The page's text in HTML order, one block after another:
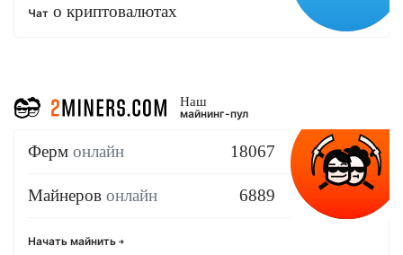
Чат о криптовалютах
Наш
майнинг-пул
Ферм онлайн 18067
Майнеров онлайн 6889
Начать майнить